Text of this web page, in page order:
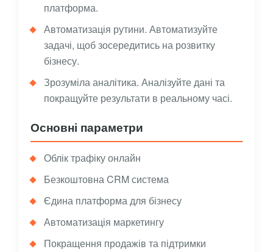
платформа.
Автоматизація рутини. Автоматизуйте
задачі, щоб зосередитись на розвитку
бізнесу.
Зрозуміла аналітика. Аналізуйте дані та
покращуйте результати в реальному часі.
Основні параметри
Облік трафіку онлайн
Безкоштовна CRM система
Єдина платформа для бізнесу
Автоматизація маркетингу
Покращення продажів та підтримки